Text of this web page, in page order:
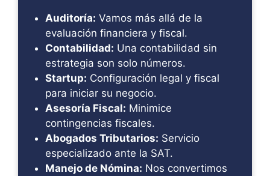
Auditoría: Vamos más allá de la
evaluación financiera y fiscal.
Contabilidad: Una contabilidad sin
estrategia son solo números.
Startup: Configuración legal y fiscal
para iniciar su negocio.
Asesoría Fiscal: Minimice
contingencias fiscales.
Abogados Tributarios: Servicio
especializado ante la SAT.
Manejo de Nómina: Nos convertimos